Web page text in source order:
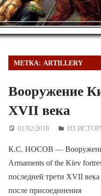
МЕТКА: ARTILLERY
Вооружение
XVII века
01/02/2018 Дежурный
ИЗ
К.С. НОСОВ — Вооружение
Armaments of the Kiev
последней трети XVII
после присоединения